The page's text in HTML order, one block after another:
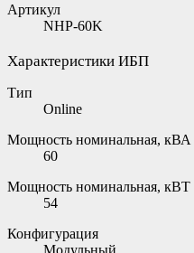
Артикул
NHP-60K
Характеристики ИБП
Тип
Online
Мощность номинальная, кВА
60
Мощность номинальная, кВТ
54
Конфигурация
Модульный